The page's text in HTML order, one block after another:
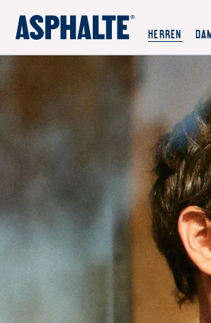
HERREN
UNSERE MISSION
JOURNAL